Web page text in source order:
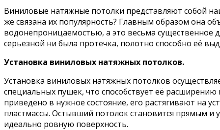
Виниловые натяжные потолки представляют собой
же связана их популярность? Главным образом она
водонепроницаемостью, а это весьма существенное
серьезной ни была протечка, полотно способно её
Установка виниловых натяжных потолков.
Установка виниловых натяжных потолков
специальных пушек, что способствует её
приведено в нужное состояние, его растягивают на
пластмассы. Остывший потолок становится прямым и
идеально ровную поверхность.